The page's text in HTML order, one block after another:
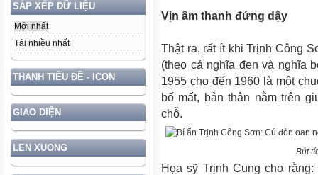
SẮP XẾP DỮ LIỆU
Mới nhất
Tải nhiều nhất
THANH TIÊU ĐỀ - ICON
GIAO DIỆN
LEN XUONG
Vịn âm thanh đứng dậy
Thật ra, rất ít khi Trịnh Công
(theo cả nghĩa đen và nghĩa
1955 cho đến 1960 là một
bố mất, bản thân nằm trên
chỗ.
Bút
Họa sỹ Trịnh Cung cho